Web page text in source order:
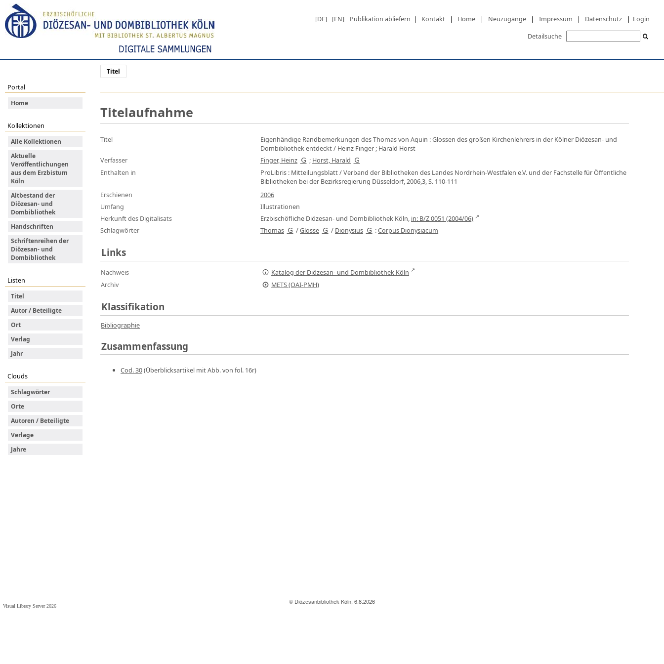
© Diözesanbibliothek Köln, 6.8.2026
Visual Library Server 2026
[DE] [EN] Publikation abliefern | Kontakt | Home | Neuzugänge | Impressum | Datenschutz | Login
Detailsuche
Titel
Portal
Home
Kollektionen
Alle Kollektionen
Aktuelle
Veröffentlichungen
aus dem Erzbistum
Köln
Altbestand der
Diözesan- und
Dombibliothek
Handschriften
Schriftenreihen der
Diözesan- und
Dombibliothek
Listen
Titel
Autor / Beteiligte
Ort
Verlag
Jahr
Clouds
Schlagwörter
Orte
Autoren / Beteiligte
Verlage
Jahre
Titelaufnahme
Titel Eigenhändige Randbemerkungen des Thomas von Aquin :Glossen des großen Kirchenlehrers in der Kölner Diözesan- und
Dombibliothek entdeckt/ Heinz Finger ; Harald Horst
Verfasser
Finger, Heinz ; Horst, Harald
Enthalten in
ProLibris : Mitteilungsblatt / Verband der Bibliotheken des Landes Nordrhein-Westfalen e.V. und der Fachstelle für Öffentliche
Bibliotheken bei der Bezirksregierung Düsseldorf, 2006,3, S. 110-111
Erschienen
2006
Umfang
Illustrationen
Herkunft des Digitalisats
Erzbischöfliche Diözesan- und Dombibliothek Köln, in: B/Z 0051 (2004/06)
Schlagwörter
Thomas /Glosse / Dionysius :Corpus Dionysiacum
Links
Nachweis
Katalog der Diözesan- und Dombibliothek Köln
Archiv
METS (OAI-PMH)
Klassifikation
Bibliographie
Zusammenfassung
Cod. 30(Überblicksartikel mit Abb. von fol. 16r)